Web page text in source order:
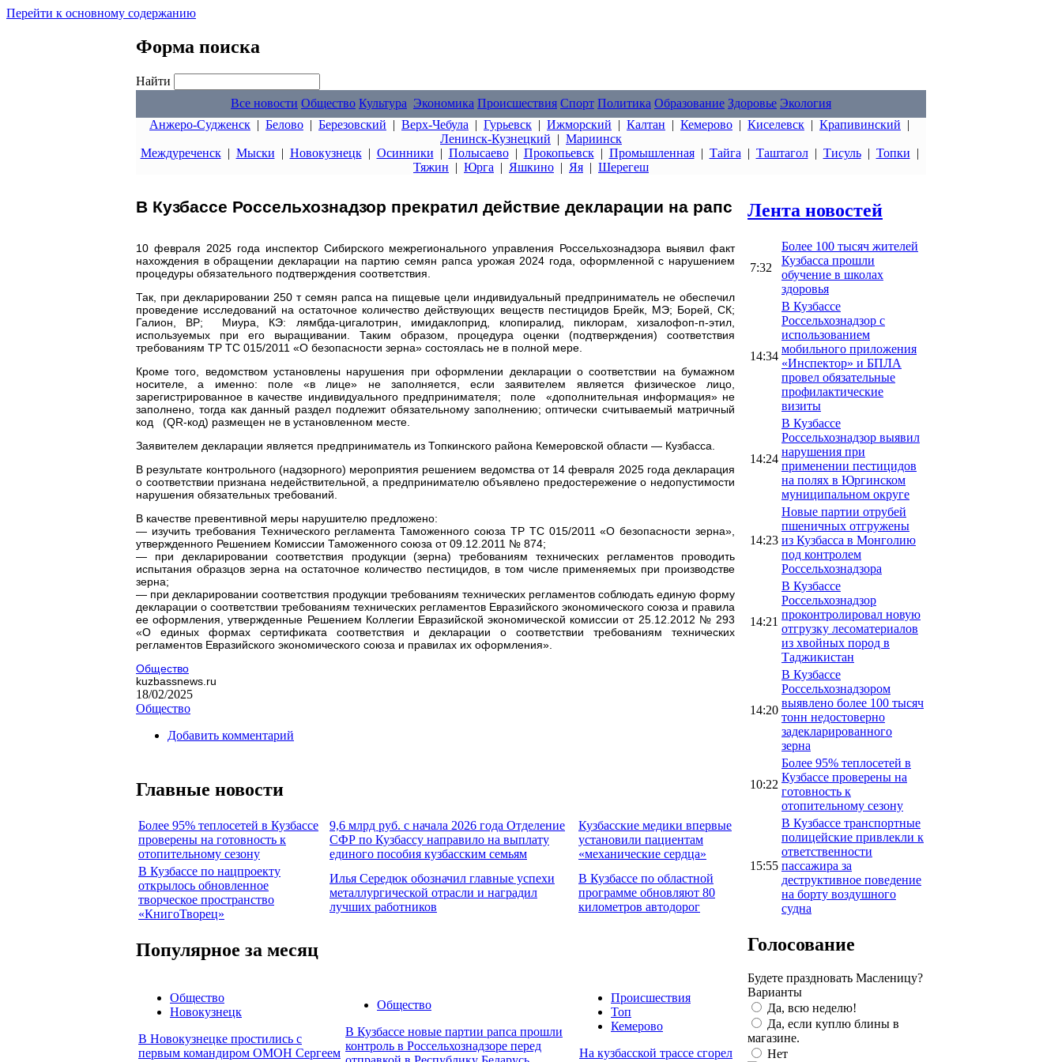
Перейти к основному содержанию
Форма поиска
Найти
Все новости Общество Культура Экономика Происшествия Спорт Политика Образование Здоровье Экология
Анжеро-Судженск | Белово | Березовский | Верх-Чебула | Гурьевск | Ижморский | Калтан | Кемерово | Киселевск | Крапивинский |
Ленинск-Кузнецкий | Мариинск
Междуреченск| Мыски | Новокузнецк| Осинники | Полысаево| Прокопьевск| Промышленная| Тайга | Таштагол| Тисуль| Топки |
Тяжин | Юрга | Яшкино | Яя | Шерегеш
В Кузбассе Россельхознадзор прекратил действие декларации на рапс
10 февраля 2025 года инспектор Сибирского межрегионального управления Россельхознадзора выявил факт
нахождения в обращении декларации на партию семян рапса урожая 2024 года, оформленной с нарушением
процедуры обязательного подтверждения соответствия.
Так, при декларировании 250 т семян рапса на пищевые цели индивидуальный предприниматель не обеспечил
проведение исследований на остаточное количество действующих веществ пестицидов Брейк, МЭ; Борей, СК;
Галион, ВР; Миура, КЭ: лямбда-цигалотрин, имидаклоприд, клопиралид, пиклорам, хизалофоп-п-этил,
используемых при его выращивании. Таким образом, процедура оценки (подтверждения) соответствия
требованиям ТР ТС 015/2011 «О безопасности зерна» состоялась не в полной мере.
Кроме того, ведомством установлены нарушения при оформлении декларации о соответствии на бумажном
носителе, а именно: поле «в лице» не заполняется, если заявителем является физическое лицо,
зарегистрированное в качестве индивидуального предпринимателя; поле «дополнительная информация» не
заполнено, тогда как данный раздел подлежит обязательному заполнению; оптически считываемый матричный
код (QR-код) размещен не в установленном месте.
Заявителем декларации является предприниматель из Топкинского района Кемеровской области — Кузбасса.
В результате контрольного (надзорного) мероприятия решением ведомства от 14 февраля 2025 года декларация
о соответствии признана недействительной, а предпринимателю объявлено предостережение о недопустимости
нарушения обязательных требований.
В качестве превентивной меры нарушителю предложено:
— изучить требования Технического регламента Таможенного союза ТР ТС 015/2011 «О безопасности зерна»,
утвержденного Решением Комиссии Таможенного союза от 09.12.2011 № 874;
— при декларировании соответствия продукции (зерна) требованиям технических регламентов проводить
испытания образцов зерна на остаточное количество пестицидов, в том числе применяемых при производстве
зерна;
— при декларировании соответствия продукции требованиям технических регламентов соблюдать единую форму
декларации о соответствии требованиям технических регламентов Евразийского экономического союза и правила
ее оформления, утвержденные Решением Коллегии Евразийской экономической комиссии от 25.12.2012 № 293
«О единых формах сертификата соответствия и декларации о соответствии требованиям технических
регламентов Евразийского экономического союза и правилах их оформления».
Общество
kuzbassnews.ru
18/02/2025
Общество
Добавить комментарий
Главные новости
Более 95% теплосетей в Кузбассе
проверены на готовность к
отопительному сезону
9,6 млрд руб. с начала 2026 года Отделение
СФР по Кузбассу направило на выплату
единого пособия кузбасским семьям
Кузбасские медики впервые
установили пациентам
«механические сердца»
В Кузбассе по нацпроекту
открылось обновленное
творческое пространство
«КнигоТворец»
Илья Середюк обозначил главные успехи
металлургической отрасли и наградил
лучших работников
В Кузбассе по областной
программе обновляют 80
километров автодорог
Популярное за месяц
Общество
Новокузнецк
В Новокузнецке простились с
первым командиром ОМОН Сергеем
Общество
В Кузбассе новые партии рапса прошли
контроль в Россельхознадзоре перед
Происшествия
Топ
Кемерово
На кузбасской трассе сгорел
Лента новостей
7:32
Более 100 тысяч жителей
Кузбасса прошли
обучение в школах
здоровья
14:34
В Кузбассе
Россельхознадзор с
использованием
мобильного приложения
«Инспектор» и БПЛА
провел обязательные
профилактические
визиты
14:24
В Кузбассе
Россельхознадзор выявил
нарушения при
применении пестицидов
на полях в Юргинском
муниципальном округе
14:23
Новые партии отрубей
пшеничных отгружены
из Кузбасса в Монголию
под контролем
Россельхознадзора
14:21
В Кузбассе
Россельхознадзор
проконтролировал новую
отгрузку лесоматериалов
из хвойных пород в
Таджикистан
14:20
В Кузбассе
Россельхознадзором
выявлено более 100 тысяч
тонн недостоверно
задекларированного
зерна
10:22
Более 95% теплосетей в
Кузбассе проверены на
готовность к
отопительному сезону
15:55
В Кузбассе транспортные
полицейские привлекли к
ответственности
пассажира за
деструктивное поведение
на борту воздушного
судна
Голосование
Будете праздновать Масленицу?
Варианты
Да, всю неделю!
Да, если куплю блины в
магазине.
Нет